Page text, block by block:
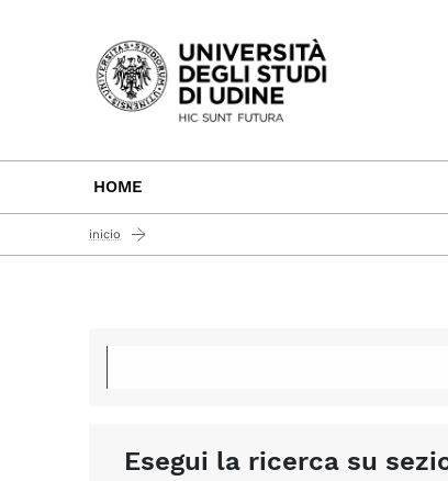
Passa al contenuto principale
HOME
inicio
Esegui la ricerca su